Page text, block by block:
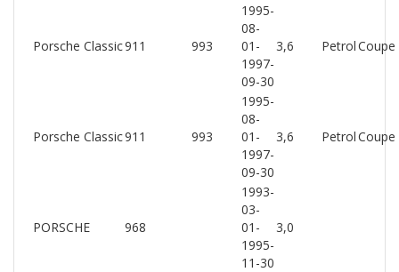
Porsche Classic911 993
1995-
08-
01-
1997-
09-30
3,6 PetrolCoupe
Porsche Classic911 993
1995-
08-
01-
1997-
09-30
3,6 PetrolCoupe
PORSCHE 968
1993-
03-
01-
1995-
11-30
3,0